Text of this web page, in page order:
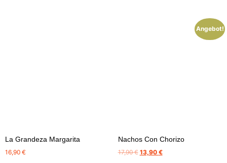
La Grandeza Margarita
16,90 €
Angebot!
Nachos Con Chorizo
17,90€ 13,90 €